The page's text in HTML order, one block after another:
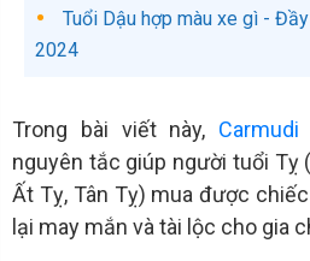
Tuổi Dậu hợp màu xe gì -
2024
Trong bài viết này, Carmudi
nguyên tắc giúp người tuổi Tỵ
Ất Tỵ, Tân Tỵ) mua được chiếc
lại may mắn và tài lộc cho gia